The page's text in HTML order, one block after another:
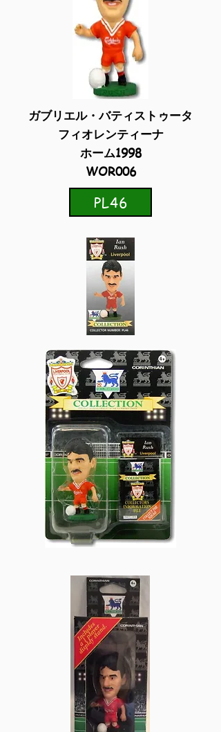
ガブリエル・バティストゥータ
フィオレンティーナ
ホーム1998
WOR006
PL46